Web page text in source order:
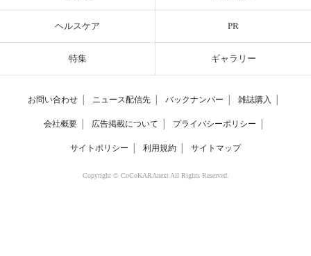
ヘルスケア PR
特集 ギャラリー
お問い合わせ ニュース配信先 バックナンバー 雑誌購入
会社概要 広告掲載について プライバシーポリシー
サイトポリシー 利用規約 サイトマップ
Copyright © CoCoKARAnext All Rights Reserved.